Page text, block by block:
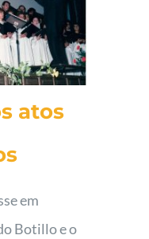
atos
em
Botillo e o